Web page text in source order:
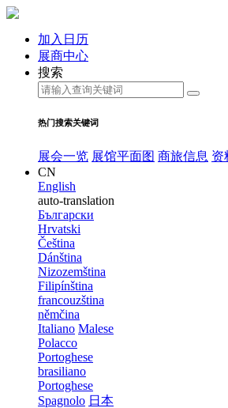
加入日历
展商中心
搜索
热门搜索关键词
展会一览 展馆平面图 商旅信息 资
CN
English
auto-translation
Български
Hrvatski
Čeština
Dánština
Nizozemština
Filipínština
francouzština
němčina
Italiano Malese
Polacco
Portoghese
brasiliano
Portoghese
Spagnolo 日本